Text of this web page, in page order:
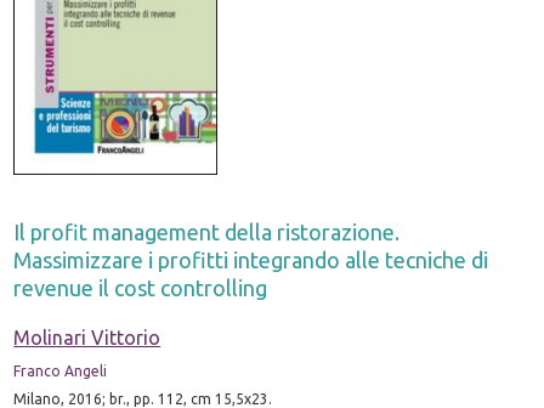
Il profit management della ristorazione.
Massimizzare i profitti integrando alle tecniche di
revenue il cost controlling
Molinari Vittorio
Franco Angeli
Milano, 2016; br., pp. 112, cm 15,5x23.